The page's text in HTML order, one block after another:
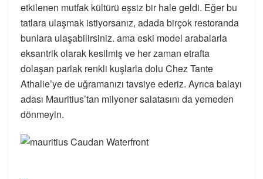
etkilenen mutfak kültürü eşsiz bir hale geldi. Eğer bu
tatlara ulaşmak istiyorsanız, adada birçok restoranda
bunlara ulaşabilirsiniz. ama eski model arabalarla
eksantrik olarak kesilmiş ve her zaman etrafta
dolaşan parlak renkli kuşlarla dolu Chez Tante
Athalie’ye de uğramanızı tavsiye ederiz. Ayrıca balayı
adası Mauritius’tan milyoner salatasını da yemeden
dönmeyin.